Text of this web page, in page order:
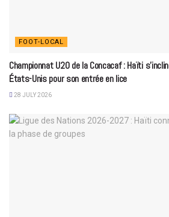
FOOT-LOCAL
Championnat U20 de la Concacaf : Haïti
États-Unis pour son entrée en lice
28 JULY 2026